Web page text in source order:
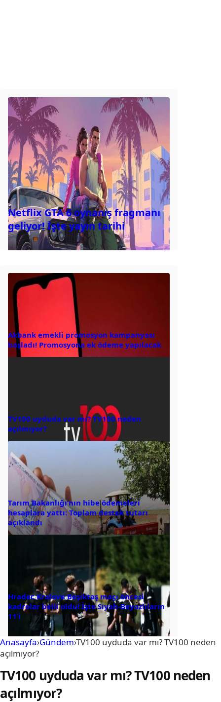
Netflix GTA 6 oynanış fragmanı
geliyor! İşte yayın tarihi
Akbank emekli promosyon kampanyası
başladı! Promosyona ek ödeme yapılacak
TV100 uyduda var mı? TV100 neden
açılmıyor?
Tarım Bakanlığı’nın hibe ödemeleri
hesaplara yattı: Toplam destek tutarı
açıklandı
Hradec Kralove Beşiktaş maçı öncesi
kadrolar belli oldu! İşte Siyah-Beyazlıların
11’i
Anasayfa›Gündem›TV100 uyduda var mı? TV100 neden
açılmıyor?
TV100 uyduda var mı? TV100 neden
açılmıyor?